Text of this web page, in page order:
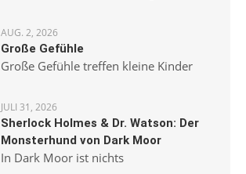
AUG. 2, 2026
Große Gefühle
Große Gefühle treffen kleine Kinder
JULI 31, 2026
Sherlock Holmes & Dr. Watson: Der
Monsterhund von Dark Moor
In Dark Moor ist nichts